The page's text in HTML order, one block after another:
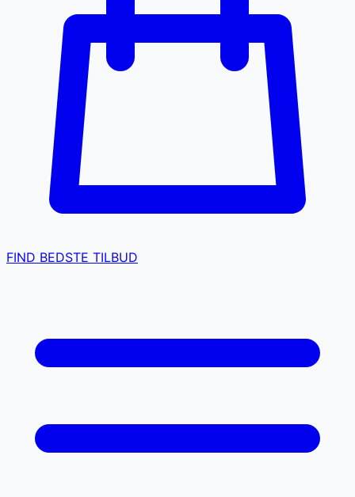
FIND BEDSTE TILBUD